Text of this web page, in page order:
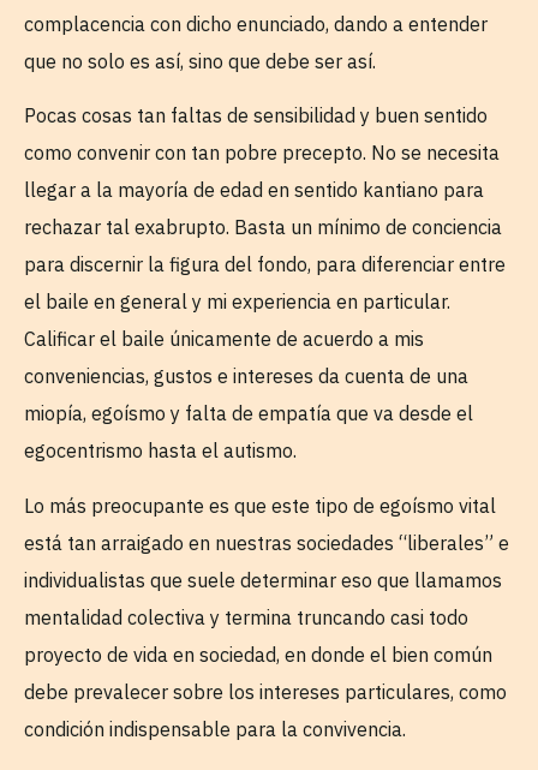
complacencia con dicho enunciado, dando a entender
que no solo es así, sino que debe ser así.
Pocas cosas tan faltas de sensibilidad y buen sentido
como convenir con tan pobre precepto. No se necesita
llegar a la mayoría de edad en sentido kantiano para
rechazar tal exabrupto. Basta un mínimo de conciencia
para discernir la figura del fondo, para diferenciar entre
el baile en general y mi experiencia en particular.
Calificar el baile únicamente de acuerdo a mis
conveniencias, gustos e intereses da cuenta de una
miopía, egoísmo y falta de empatía que va desde el
egocentrismo hasta el autismo.
Lo más preocupante es que este tipo de egoísmo vital
está tan arraigado en nuestras sociedades “liberales” e
individualistas que suele determinar eso que llamamos
mentalidad colectiva y termina truncando casi todo
proyecto de vida en sociedad, en donde el bien común
debe prevalecer sobre los intereses particulares, como
condición indispensable para la convivencia.